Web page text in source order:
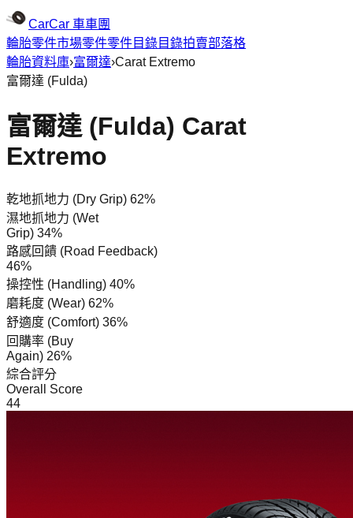
CarCar 車車團
輪胎零件市場零件零件目錄目錄拍賣部落格
輪胎資料庫›富爾達›Carat Extremo
富爾達 (Fulda)
富爾達 (Fulda) Carat
Extremo
乾地抓地力 (Dry Grip) 62%
濕地抓地力 (Wet
Grip) 34%
路感回饋 (Road Feedback)
46%
操控性 (Handling) 40%
磨耗度 (Wear) 62%
舒適度 (Comfort) 36%
回購率 (Buy
Again) 26%
綜合評分
Overall Score
44